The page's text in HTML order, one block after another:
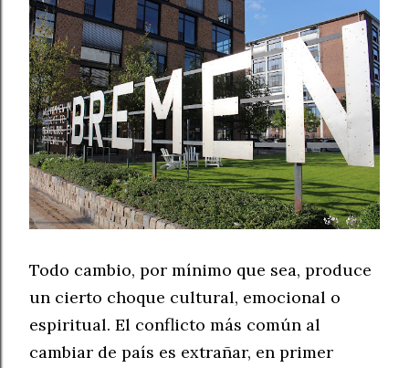
Todo cambio, por mínimo que sea, produce
un cierto choque cultural, emocional o
espiritual. El conflicto más común al
cambiar de país es extrañar, en primer